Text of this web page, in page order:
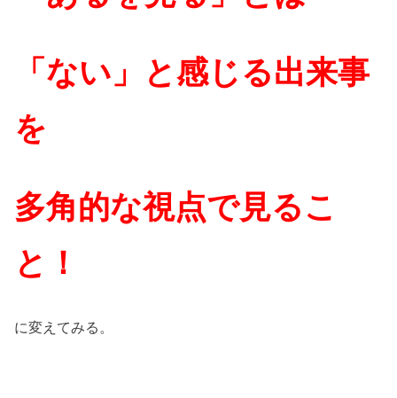
「ない」と感じる出来事
を
多角的な視点で見るこ
と！
に変えてみる。